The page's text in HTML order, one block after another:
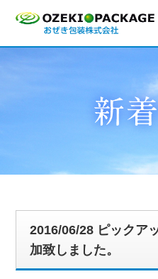
2016/06/28 ピックア
加致しました。